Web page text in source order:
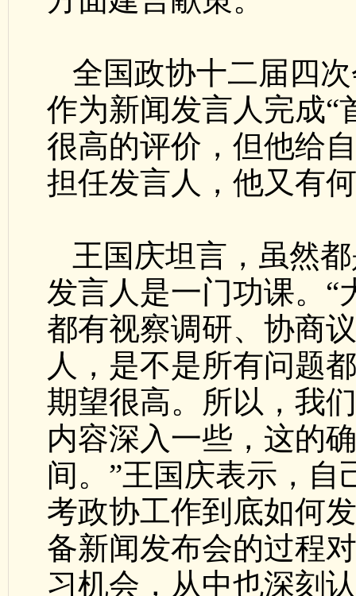
全国政协十二届四
作为新闻发言人完成“
很高的评价，但他给
担任发言人，他又有
王国庆坦言，虽然
发言人是一门功课。“
都有视察调研、协商
人，是不是所有问题
期望很高。所以，我
内容深入一些，这的
间。”王国庆表示，自
考政协工作到底如何
备新闻发布会的过程
习机会，从中也深刻